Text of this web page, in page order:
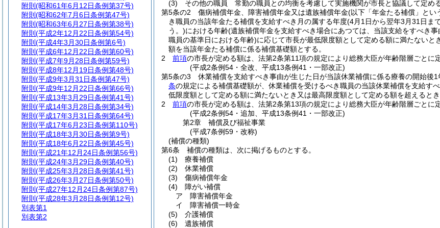
(3)
その他の職員 常勤の職員との均衡を考慮して実施機関が市長と協議して定め
第5条の2
傷病補償年金、障害補償年金又は遺族補償年金(以下「年金たる補償」とい
き職員の当該年金たる補償を支給すべき月の属する年度(4月1日から翌年3月31日ま
う。)における年齢(遺族補償年金を支給すべき場合にあつては、当該支給をすべき
職員の基準日における年齢)に応じて市長が最低限度額として定める額に満たない
額を当該年金たる補償に係る補償基礎額とする。
2
前項の市長が定める額は、法第2条第11項の規定により総務大臣が年齢階層ごとに
(平成2条例54・全改、平成13条例41・一部改正)
第5条の3
休業補償を支給すべき事由が生じた日が当該休業補償に係る療養の開始
条の規定による補償基礎額が、休業補償を受けるべき職員の当該休業補償を支給
低限度額として定める額に満たないとき又は最高限度額として定める額を超えると
2
前項の市長が定める額は、法第2条第13項の規定により総務大臣が年齢階層ごとに
(平成2条例54・追加、平成13条例41・一部改正)
第2章
補償及び福祉事業
(平成7条例59・改称)
(補償の種類)
第6条
補償の種類は、次に掲げるものとする。
(1)
療養補償
(2)
休業補償
(3)
傷病補償年金
(4)
障がい補償
ア
障害補償年金
イ
障害補償一時金
(5)
介護補償
(6)
遺族補償
附則 (昭和61年6月12日条例第37号)
附則 (昭和62年7月6日条例第47号)
附則 (昭和63年6月27日条例第38号)
附則 (平成2年12月22日条例第54号)
附則 (平成4年3月30日条例第6号)
附則 (平成6年12月22日条例第60号)
附則 (平成7年9月28日条例第59号)
附則 (平成8年12月19日条例第48号)
附則 (平成9年3月31日条例第47号)
附則 (平成9年12月22日条例第66号)
附則 (平成13年3月29日条例第41号)
附則 (平成14年3月28日条例第34号)
附則 (平成17年3月31日条例第64号)
附則 (平成17年6月23日条例第110号)
附則 (平成18年3月30日条例第9号)
附則 (平成18年6月22日条例第45号)
附則 (平成21年12月24日条例第56号)
附則 (平成24年3月29日条例第40号)
附則 (平成25年3月28日条例第41号)
附則 (平成26年3月27日条例第50号)
附則 (平成27年12月24日条例第87号)
附則 (平成28年3月28日条例第12号)
別表第1
別表第2